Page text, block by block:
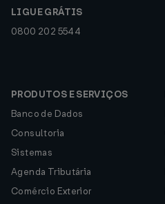
LIGUE GRÁTIS
0800 202 5544
PRODUTOS E SERVIÇOS
Banco de Dados
Consultoria
Sistemas
Agenda Tributária
Comércio Exterior